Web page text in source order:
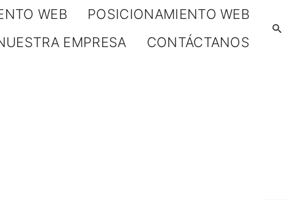
WEB
POSICIONAMIENTO WEB
EMPRESA
CONTÁCTANOS